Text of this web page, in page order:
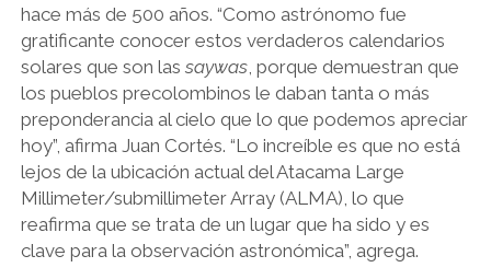
hace más de 500 años. “Como astrónomo fue
gratificante conocer estos verdaderos calendarios
solares que son las saywas, porque demuestran que
los pueblos precolombinos le daban tanta o más
preponderancia al cielo que lo que podemos apreciar
hoy”, afirma Juan Cortés. “Lo increíble es que no está
lejos de la ubicación actual del Atacama Large
Millimeter/submillimeter Array (ALMA), lo que
reafirma que se trata de un lugar que ha sido y es
clave para la observación astronómica”, agrega.